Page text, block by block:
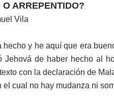
ARREPENTIDO?
Vila
y he aquí que era
Jehová de haber hecho al
con la declaración de
cual no hay mudanza ni